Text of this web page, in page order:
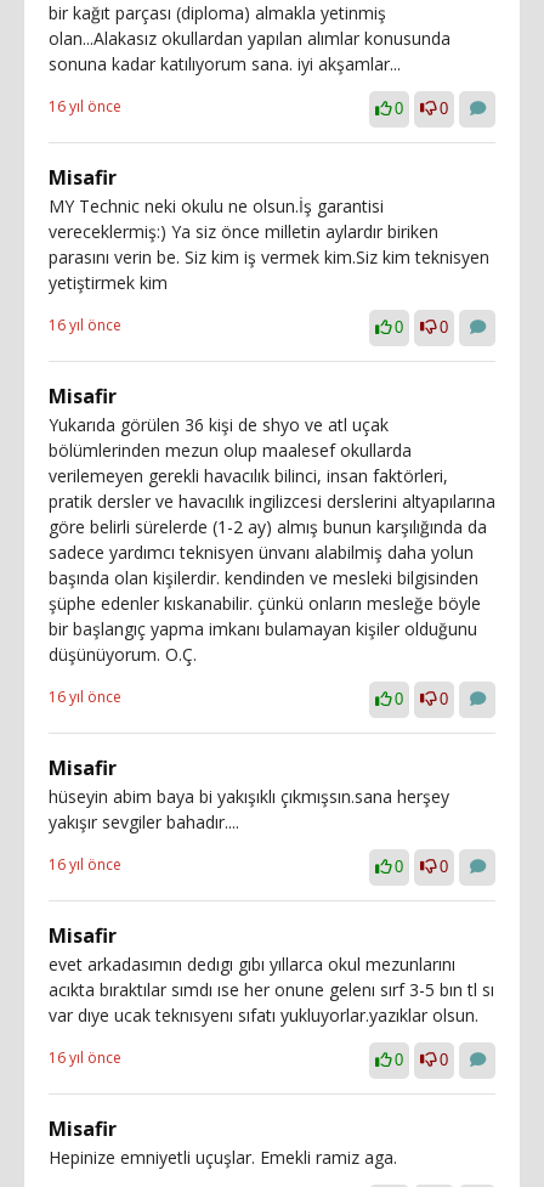
bir kağıt parçası (diploma) almakla yetinmiş
olan...Alakasız okullardan yapılan alımlar konusunda
sonuna kadar katılıyorum sana. iyi akşamlar...
16 yıl önce 0 0
Misafir
MY Technic neki okulu ne olsun.İş garantisi
vereceklermiş:) Ya siz önce milletin aylardır biriken
parasını verin be. Siz kim iş vermek kim.Siz kim teknisyen
yetiştirmek kim
16 yıl önce 0 0
Misafir
Yukarıda görülen 36 kişi de shyo ve atl uçak
bölümlerinden mezun olup maalesef okullarda
verilemeyen gerekli havacılık bilinci, insan faktörleri,
pratik dersler ve havacılık ingilizcesi derslerini altyapılarına
göre belirli sürelerde (1-2 ay) almış bunun karşılığında da
sadece yardımcı teknisyen ünvanı alabilmiş daha yolun
başında olan kişilerdir. kendinden ve mesleki bilgisinden
şüphe edenler kıskanabilir. çünkü onların mesleğe böyle
bir başlangıç yapma imkanı bulamayan kişiler olduğunu
düşünüyorum. O.Ç.
16 yıl önce 0 0
Misafir
hüseyin abim baya bi yakışıklı çıkmışsın.sana herşey
yakışır sevgiler bahadır....
16 yıl önce 0 0
Misafir
evet arkadasımın dedıgı gıbı yıllarca okul mezunlarını
acıkta bıraktılar sımdı ıse her onune gelenı sırf 3-5 bın tl sı
var dıye ucak teknısyenı sıfatı yukluyorlar.yazıklar olsun.
16 yıl önce 0 0
Misafir
Hepinize emniyetli uçuşlar. Emekli ramiz aga.